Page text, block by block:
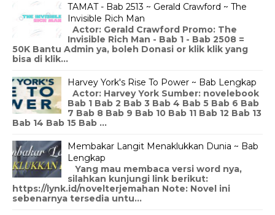
TAMAT - Bab 2513 ~ Gerald Crawford ~ The
Invisible Rich Man
Actor: Gerald Crawford Promo: The
Invisible Rich Man - Bab 1 - Bab 2508 =
50K Bantu Admin ya, boleh Donasi or klik klik yang
bisa di klik...
Harvey York's Rise To Power ~ Bab Lengkap
Actor: Harvey York Sumber: novelebook
Bab 1 Bab 2 Bab 3 Bab 4 Bab 5 Bab 6 Bab
7 Bab 8 Bab 9 Bab 10 Bab 11 Bab 12 Bab 13
Bab 14 Bab 15 Bab ...
Membakar Langit Menaklukkan Dunia ~ Bab
Lengkap
Yang mau membaca versi word nya,
silahkan kunjungi link berikut:
https://lynk.id/novelterjemahan Note: Novel ini
sebenarnya tersedia untu...